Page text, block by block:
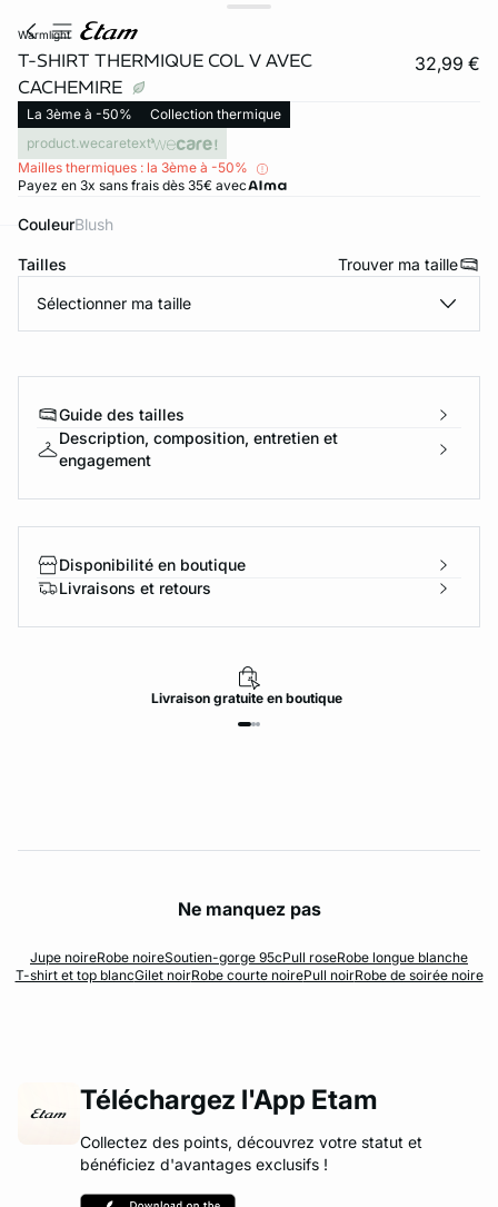
warmlight
T-SHIRT THERMIQUE COL V AVEC
CACHEMIRE
32,99 €
La 3ème à -50%
Collection thermique
product.wecaretext
Mailles thermiques : la 3ème à -50%
Payez en 3x sans frais dès 35€ avec
Couleur blush
Tailles Trouver ma taille
Sélectionner ma taille
Guide des tailles
Description, composition, entretien et
engagement
Disponibilité en boutique
Livraisons et retours
Livraisongratuiteen boutique
Ne manquez pas
Jupe noireRobe noireSoutien-gorge 95cPull roseRobe longue blanche
T-shirt et top blancGilet noirRobe courte noirePull noirRobe de soirée noire
Téléchargez l'App Etam
Collectez des points, découvrez votre statut et
bénéficiez d'avantages exclusifs !